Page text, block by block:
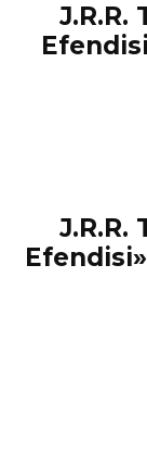
J.R.R.
J.R.R.